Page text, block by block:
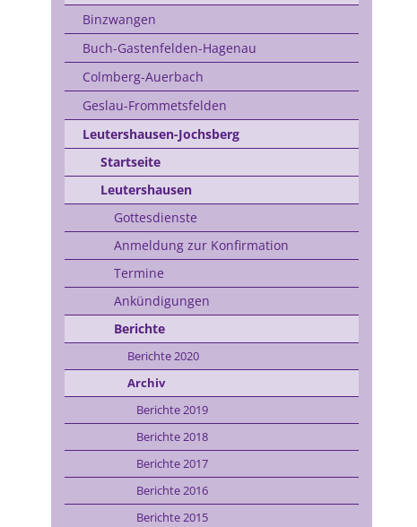
Binzwangen
Buch-Gastenfelden-Hagenau
Colmberg-Auerbach
Geslau-Frommetsfelden
Leutershausen-Jochsberg
Startseite
Leutershausen
Gottesdienste
Anmeldung zur Konfirmation
Termine
Ankündigungen
Berichte
Berichte 2020
Archiv
Berichte 2019
Berichte 2018
Berichte 2017
Berichte 2016
Berichte 2015